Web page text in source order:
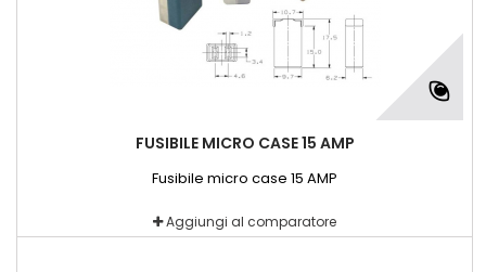
FUSIBILE MICRO CASE 15 AMP
Fusibile micro case 15 AMP
Aggiungi al comparatore